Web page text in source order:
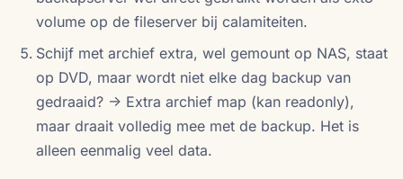
volume op de fileserver bij calamiteiten.
Schijf met archief extra, wel gemount op NAS, staat
op DVD, maar wordt niet elke dag backup van
gedraaid? -> Extra archief map (kan readonly),
maar draait volledig mee met de backup. Het is
alleen eenmalig veel data.